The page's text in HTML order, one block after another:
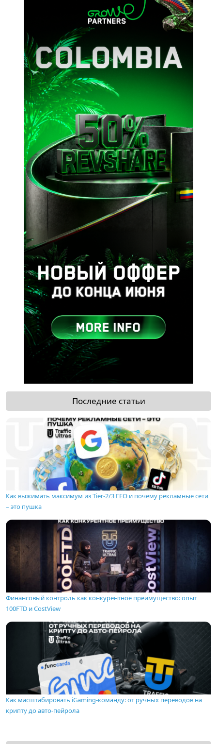
Последние статьи
Как выжимать максимум из Tier-2/3 ГЕО и почему рекламные сети
– это пушка
Финансовый контроль как конкурентное преимущество: опыт
100FTD и CostView
Как масштабировать iGaming-команду: от ручных переводов на
крипту до авто-пейрола